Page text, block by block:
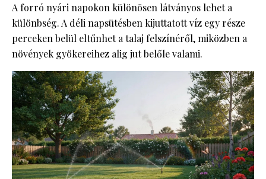
A forró nyári napokon különösen látványos lehet a
különbség. A déli napsütésben kijuttatott víz egy része
perceken belül eltűnhet a talaj felszínéről, miközben a
növények gyökereihez alig jut belőle valami.